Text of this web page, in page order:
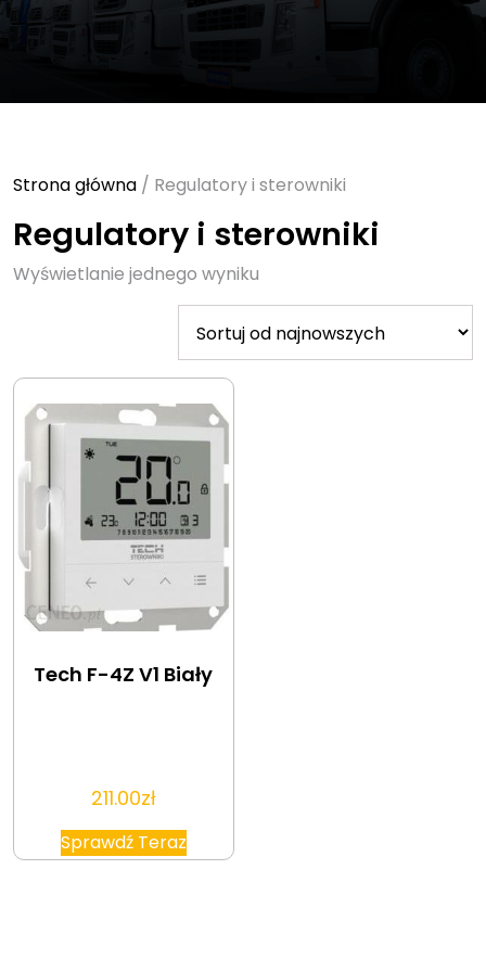
Strona główna / Regulatory i sterowniki
Regulatory i sterowniki
Wyświetlanie jednego wyniku
Tech F-4Z V1 Biały
211.00zł
Sprawdź Teraz